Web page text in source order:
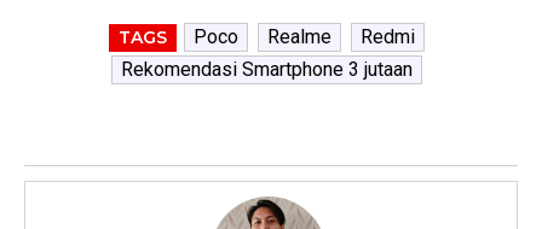
TAGS Poco Realme
Redmi
Rekomendasi Smartphone 3 jutaan